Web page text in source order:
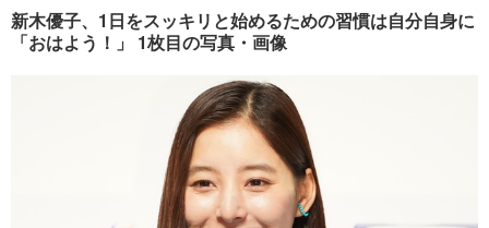
音楽 スポーツ
ペット ショッピング
プッシュ通知の停止方法
新木優子、1日をスッキリと始めるための習慣は自分自身に
「おはよう！」 1枚目の写真・画像